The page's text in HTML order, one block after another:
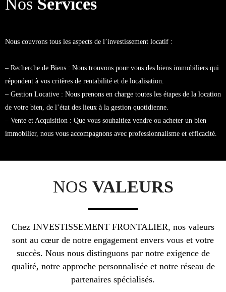
Nous couvrons tous les aspects de l’investissement locatif :
– Recherche de Biens : Nous trouvons pour vous des biens immobiliers qui
répondent à vos critères de rentabilité et de localisation.
– Gestion Locative : Nous prenons en charge toutes les étapes de la location
de votre bien, de l’état des lieux à la gestion quotidienne.
– Vente et Acquisition : Que vous souhaitiez vendre ou acheter un bien
immobilier, nous vous accompagnons avec professionnalisme et efficacité.
NOS VALEURS
Chez INVESTISSEMENT FRONTALIER, nos valeurs
sont au cœur de notre engagement envers vous et votre
succès. Nous nous distinguons par notre exigence de
qualité, notre approche personnalisée et notre réseau de
partenaires spécialisés.